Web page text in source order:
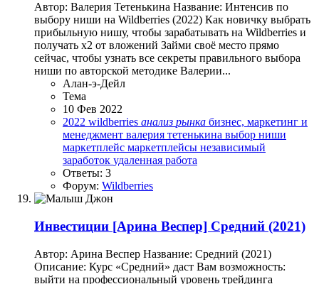
Автор: Валерия Тетенькина Название: Интенсив по
выбору ниши на Wildberries (2022) Как новичку выбрать
прибыльную нишу, чтобы зарабатывать на Wildberries и
получать x2 от вложений Займи своё место прямо
сейчас, чтобы узнать все секреты правильного выбора
ниши по авторской методике Валерии...
Алан-э-Дейл
Тема
10 Фев 2022
2022 wildberries анализ рынка бизнес, маркетинг и
менеджмент валерия тетенькина выбор ниши
маркетплейс маркетплейсы независимый
заработок удаленная работа
Ответы: 3
Форум: Wildberries
Инвестиции [Арина Веспер] Средний (2021)
Автор: Арина Веспер Название: Средний (2021)
Описание: Курс «Средний» даст Вам возможность:
выйти на профессиональный уровень трейдинга